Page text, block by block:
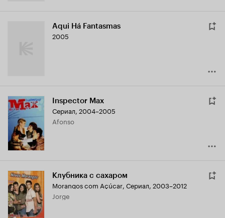
Aqui Há Fantasmas
2005
Inspector Max
Сериал, 2004–2005
Afonso
Клубника с сахаром
Morangos com Açúcar, Сериал, 2003–2012
Jorge